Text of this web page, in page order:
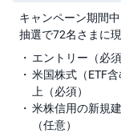
キャンペーン期間
抽選で72名さまに
エントリー（必須
米国株式（ETF
上（必須）
米株信用の新規
（任意）